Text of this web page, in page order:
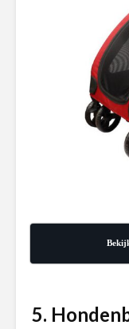
5.